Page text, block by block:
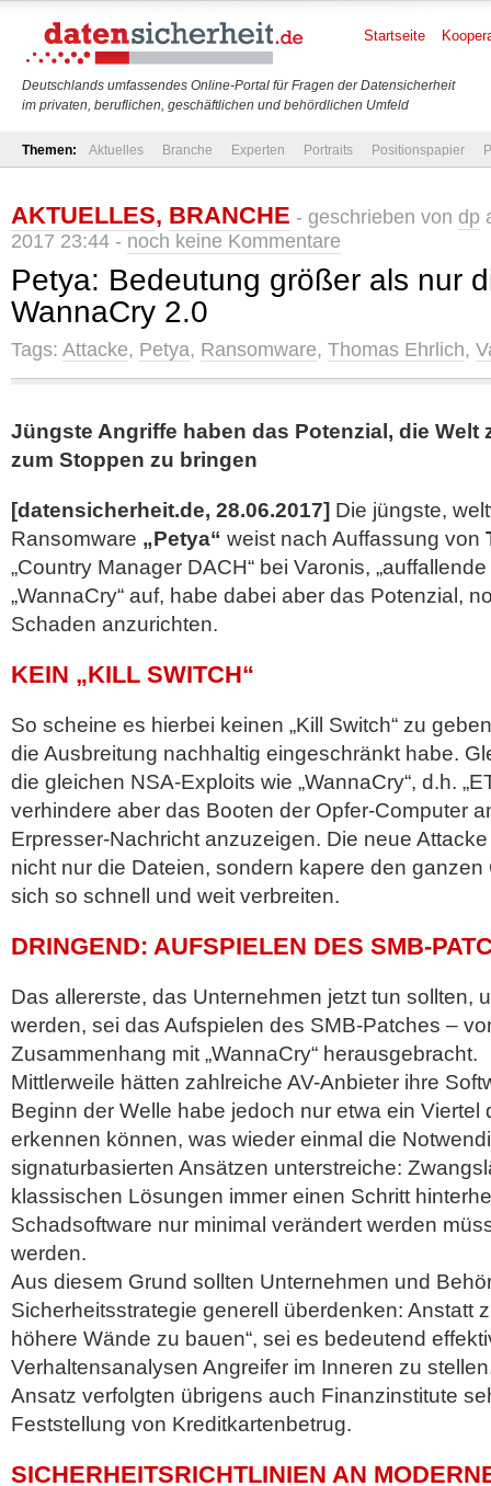
Deutschlands umfassendes Online-Portal für Fragen der Datensicherheit
im privaten, beruflichen, geschäftlichen und behördlichen Umfeld
Startseite
Themen: Aktuelles Branche Experten Portraits Positionspapier
AKTUELLES, BRANCHE - geschrieben von dp
2017 23:44 - noch keine Kommentare
Petya: Bedeutung größer als nur
WannaCry 2.0
Tags: Attacke, Petya, Ransomware, Thomas Ehrlich,
Jüngste Angriffe haben das Potenzial, die Welt
zum Stoppen zu bringen
[datensicherheit.de, 28.06.2017] Die jüngste,
Ransomware „Petya“ weist nach Auffassung von
„Country Manager DACH“ bei Varonis,
„WannaCry“ auf, habe dabei aber das Potenzial,
Schaden anzurichten.
KEIN „KILL SWITCH“
So scheine es hierbei keinen „Kill Switch“ zu
die Ausbreitung nachhaltig eingeschränkt habe.
die gleichen NSA-Exploits wie „WannaCry“, d.h.
verhindere aber das Booten der Opfer-Computer
Erpresser-Nachricht anzuzeigen. Die neue
nicht nur die Dateien, sondern kapere den
sich so schnell und weit verbreiten.
DRINGEND: AUFSPIELEN DES SMB-
Das allererste, das Unternehmen jetzt tun sollten,
werden, sei das Aufspielen des SMB-Patches –
Zusammenhang mit „WannaCry“ herausgebracht.
Mittlerweile hätten zahlreiche AV-Anbieter ihre
Beginn der Welle habe jedoch nur etwa ein Viertel
erkennen können, was wieder einmal die
signaturbasierten Ansätzen unterstreiche:
klassischen Lösungen immer einen Schritt
Schadsoftware nur minimal verändert werden
werden.
Aus diesem Grund sollten Unternehmen und
Sicherheitsstrategie generell überdenken: Anstatt
höhere Wände zu bauen“, sei es bedeutend
Verhaltensanalysen Angreifer im Inneren zu
Ansatz verfolgten übrigens auch Finanzinstitute
Feststellung von Kreditkartenbetrug.
SICHERHEITSRICHTLINIEN AN